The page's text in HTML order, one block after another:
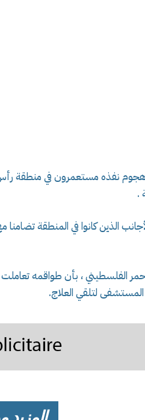
هجوم نفذه مستعمرون في منطقة
.
الذين كانوا في المنطقة تضامنا